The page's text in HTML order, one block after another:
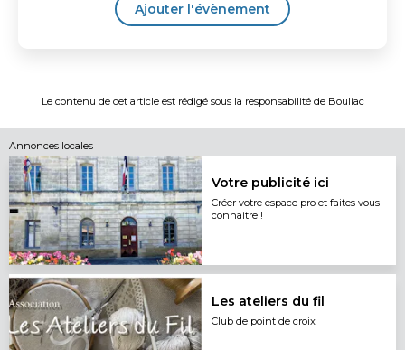
Ajouter l'évènement
Le contenu de cet article est rédigé sous la responsabilité de Bouliac
Annonces locales
Votre publicité ici
Créer votre espace pro et faites vous
connaitre !
Les ateliers du fil
Club de point de croix